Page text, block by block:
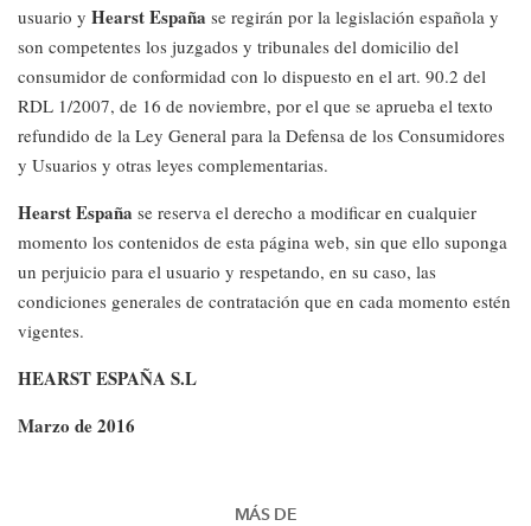
usuario y Hearst España se regirán por la legislación española y
son competentes los juzgados y tribunales del domicilio del
consumidor de conformidad con lo dispuesto en el art. 90.2 del
RDL 1/2007, de 16 de noviembre, por el que se aprueba el texto
refundido de la Ley General para la Defensa de los Consumidores
y Usuarios y otras leyes complementarias.
Hearst España se reserva el derecho a modificar en cualquier
momento los contenidos de esta página web, sin que ello suponga
un perjuicio para el usuario y respetando, en su caso, las
condiciones generales de contratación que en cada momento estén
vigentes.
HEARST ESPAÑA S.L
Marzo de 2016
MÁS DE